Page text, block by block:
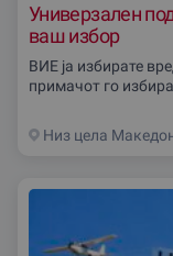
Универзален
ваш избор
ВИЕ ја избирате
примачот го избира
Низ цела